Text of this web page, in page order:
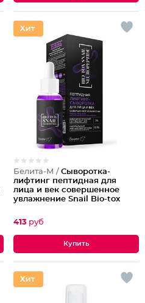
Белита-М / Сыворотка-
лифтинг пептидная для
лица и век совершенное
увлажнение Snail Bio-tox
413 руб